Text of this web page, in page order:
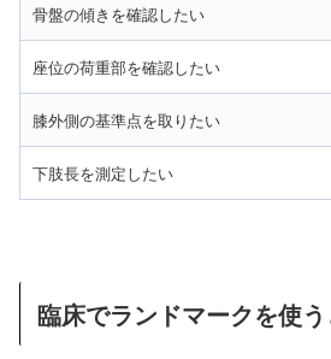
骨盤の傾きを確認したい
座位の荷重部を確認したい
膝外側の基準点を取りたい
下肢長を測定したい
臨床でランドマークを使